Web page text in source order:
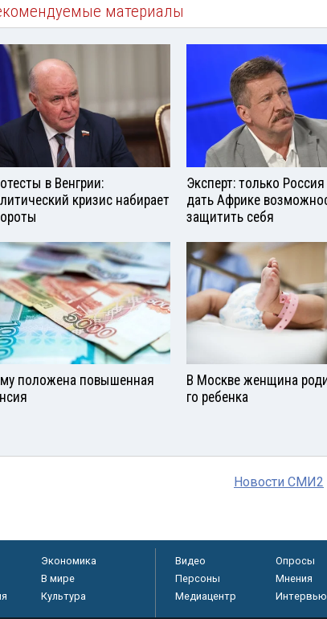
материалы
в Венгрии:
кризис набирает
Эксперт: только
дать Африке
защитить себя
положена повышенная
В Москве женщина
го ребенка
Новости СМИ2
Экономика
В мире
Культура
Видео Опросы
Персоны
Мнения
Медиацентр
Интервью